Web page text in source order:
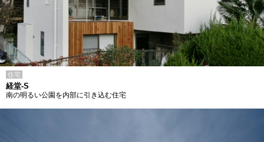
住宅
経堂-S
南の明るい公園を内部に引き込む住宅